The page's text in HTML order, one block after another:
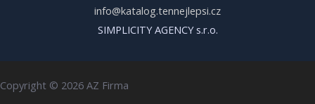
info@katalog.tennejlepsi.cz
SIMPLICITY AGENCY s.r.o.
Copyright © 2026 AZ Firma